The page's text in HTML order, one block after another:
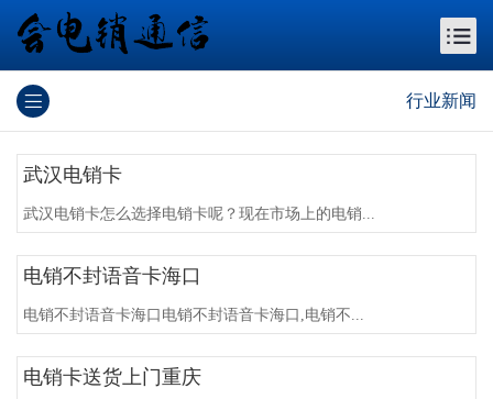
行业新闻
武汉电销卡
武汉电销卡怎么选择电销卡呢？现在市场上的电销...
电销不封语音卡海口
电销不封语音卡海口电销不封语音卡海口,电销不...
电销卡送货上门重庆